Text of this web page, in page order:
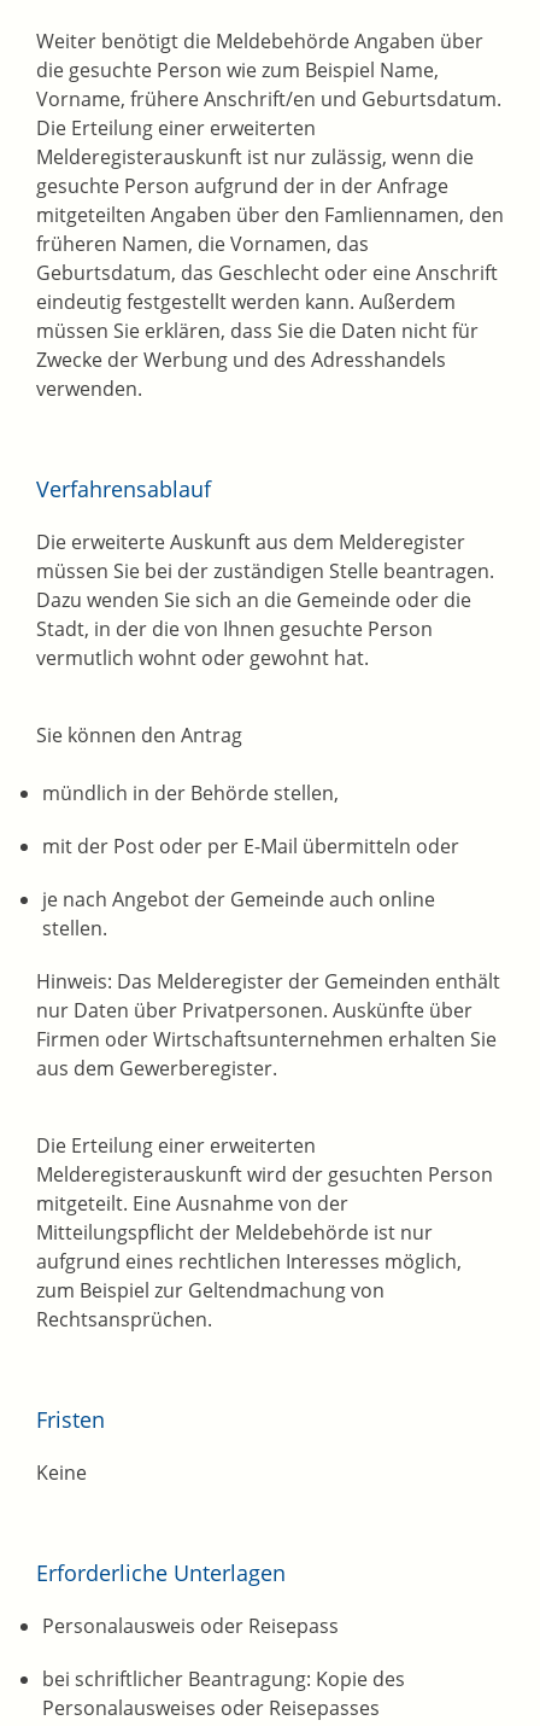
Weiter benötigt die Meldebehörde Angaben über
die gesuchte Person wie zum Beispiel Name,
Vorname, frühere Anschrift/en und Geburtsdatum.
Die Erteilung einer erweiterten
Melderegisterauskunft ist nur zulässig, wenn die
gesuchte Person aufgrund der in der Anfrage
mitgeteilten Angaben über den Famliennamen, den
früheren Namen, die Vornamen, das
Geburtsdatum, das Geschlecht oder eine Anschrift
eindeutig festgestellt werden kann. Außerdem
müssen Sie erklären, dass Sie die Daten nicht für
Zwecke der Werbung und des Adresshandels
verwenden.
Verfahrensablauf
Die erweiterte Auskunft aus dem Melderegister
müssen Sie bei der zuständigen Stelle beantragen.
Dazu wenden Sie sich an die Gemeinde oder die
Stadt, in der die von Ihnen gesuchte Person
vermutlich wohnt oder gewohnt hat.
Sie können den Antrag
mündlich in der Behörde stellen,
mit der Post oder per E-Mail übermitteln oder
je nach Angebot der Gemeinde auch online
stellen.
Hinweis: Das Melderegister der Gemeinden enthält
nur Daten über Privatpersonen. Auskünfte über
Firmen oder Wirtschaftsunternehmen erhalten Sie
aus dem Gewerberegister.
Die Erteilung einer erweiterten
Melderegisterauskunft wird der gesuchten Person
mitgeteilt. Eine Ausnahme von der
Mitteilungspflicht der Meldebehörde ist nur
aufgrund eines rechtlichen Interesses möglich,
zum Beispiel zur Geltendmachung von
Rechtsansprüchen.
Fristen
Keine
Erforderliche Unterlagen
Personalausweis oder Reisepass
bei schriftlicher Beantragung: Kopie des
Personalausweises oder Reisepasses